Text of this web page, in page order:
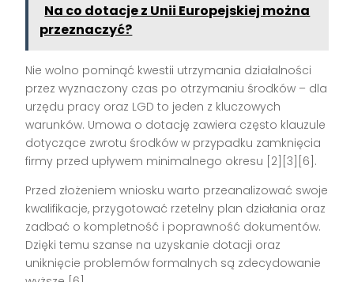
Na co dotacje z Unii Europejskiej można
przeznaczyć?
Nie wolno pominąć kwestii utrzymania działalności
przez wyznaczony czas po otrzymaniu środków – dla
urzędu pracy oraz LGD to jeden z kluczowych
warunków. Umowa o dotację zawiera często klauzule
dotyczące zwrotu środków w przypadku zamknięcia
firmy przed upływem minimalnego okresu [2][3][6] .
Przed złożeniem wniosku warto przeanalizować swoje
kwalifikacje, przygotować rzetelny plan działania oraz
zadbać o kompletność i poprawność dokumentów.
Dzięki temu szanse na uzyskanie dotacji oraz
uniknięcie problemów formalnych są zdecydowanie